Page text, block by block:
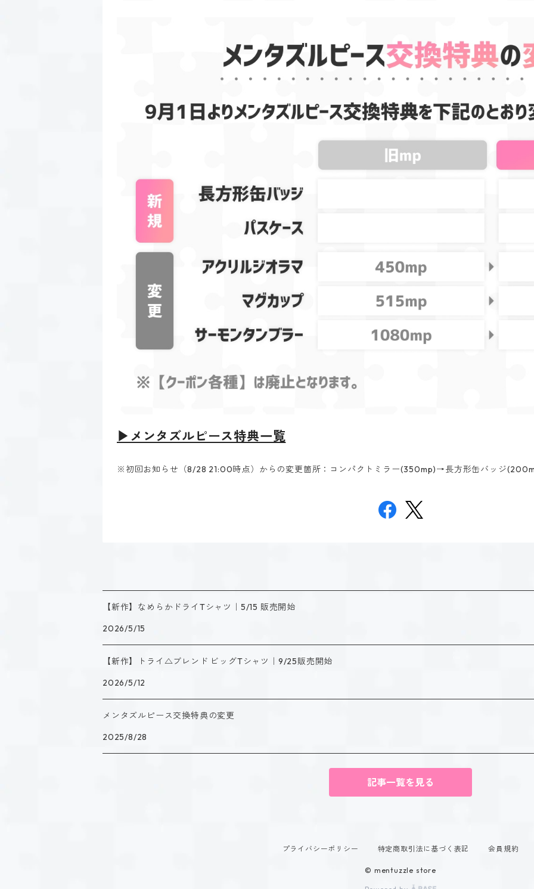
▶メンタズルピース特典一覧
※初回お知らせ（8/28 21:00時点）からの変更箇所：コンパクトミラー(350mp)→長方形缶バッジ
【新作】なめらかドライTシャツ｜5/15 販売開始
2026/5/15
【新作】トライ△ブレンド ビッグTシャツ｜9/25販売開始
2026/5/12
メンタズルピース交換特典の変更
2025/8/28
記事一覧を見る
プライバシーポリシー 特定商取引法に基づく表記 会員規約
© mentuzzle store